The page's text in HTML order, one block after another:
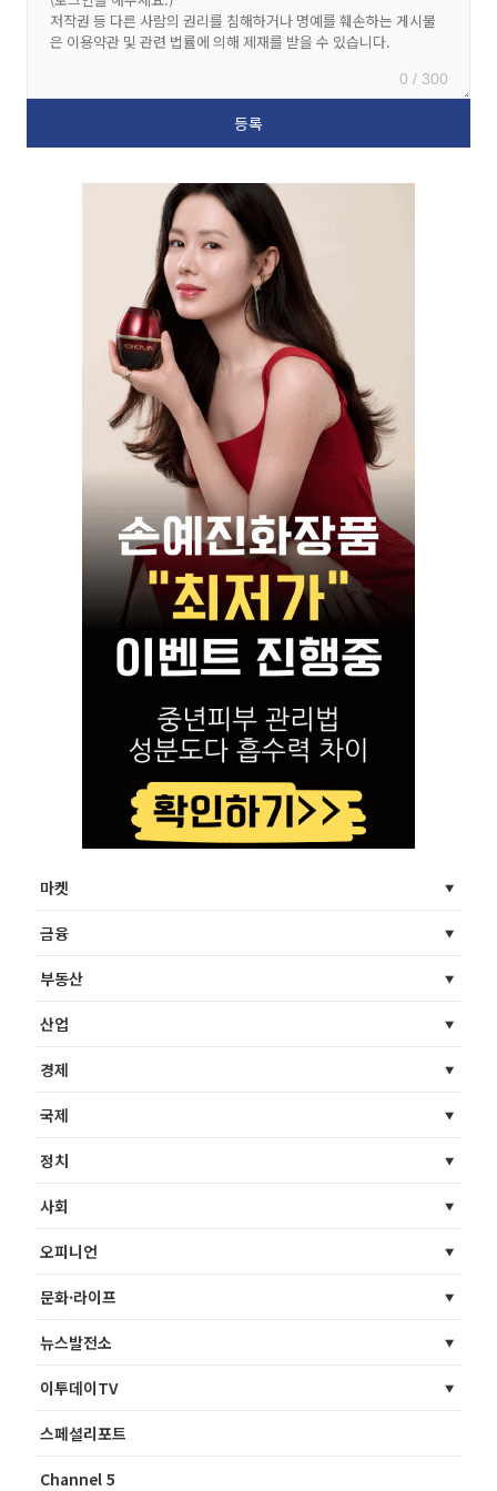
0 / 300
마켓
금융
부동산
산업
경제
국제
정치
사회
오피니언
문화·라이프
뉴스발전소
이투데이TV
스페셜리포트
Channel 5